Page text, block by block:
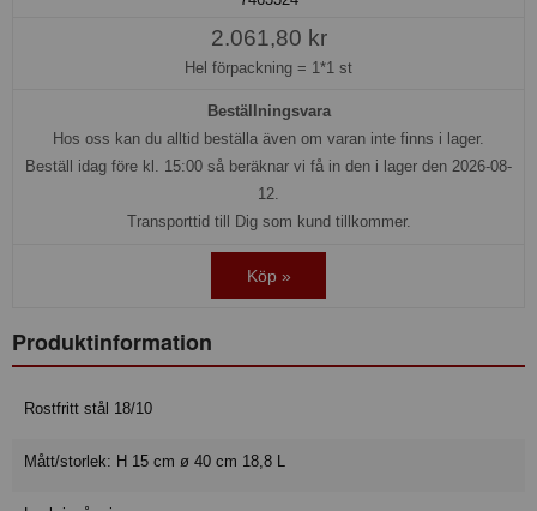
2.061,80 kr
Hel förpackning = 1*1 st
Beställningsvara
Hos oss kan du alltid beställa även om varan inte finns i lager.
Beställ idag före kl. 15:00 så beräknar vi få in den i lager den 2026-08-
12.
Transporttid till Dig som kund tillkommer.
Köp »
Produktinformation
Rostfritt stål 18/10
Mått/storlek: H 15 cm ø 40 cm 18,8 L